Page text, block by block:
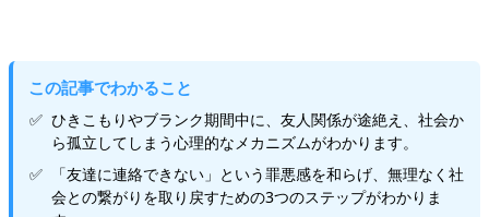
この記事でわかること
ひきこもりやブランク期間中に、友人関係が途絶え、社会か
ら孤立してしまう心理的なメカニズムがわかります。
「友達に連絡できない」という罪悪感を和らげ、無理なく社
会との繋がりを取り戻すための3つのステップがわかりま